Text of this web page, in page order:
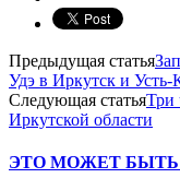
Предыдущая статья
Удэ в Иркутск и Усть-
Следующая статьяТри
Иркутской области
ЭТО МОЖЕТ